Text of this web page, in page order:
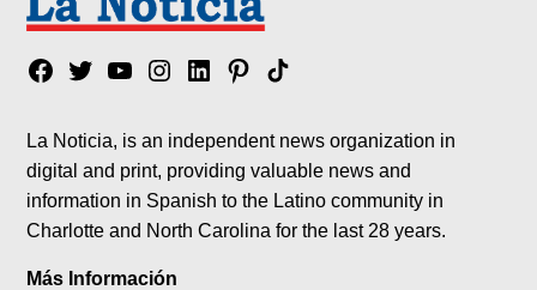
Facebook
TwitterYouTubeInstagram
LinkedinPinterest
Tik
La Noticia, is an independent news organization in
digital and print, providing valuable news and
information in Spanish to the Latino community in
Charlotte and North Carolina for the last 28 years.
Más Información